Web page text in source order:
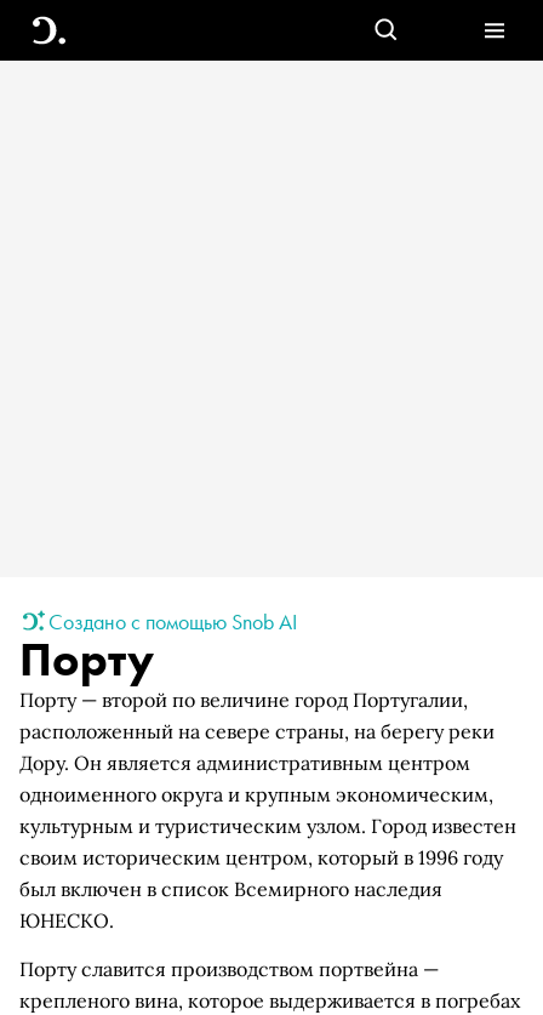
Создано с помощью Snob AI
Порту
Порту — второй по величине город Португалии,
расположенный на севере страны, на берегу реки
Дору. Он является административным центром
одноименного округа и крупным экономическим,
культурным и туристическим узлом. Город известен
своим историческим центром, который в 1996 году
был включен в список Всемирного наследия
ЮНЕСКО.
Порту славится производством портвейна —
крепленого вина, которое выдерживается в погребах